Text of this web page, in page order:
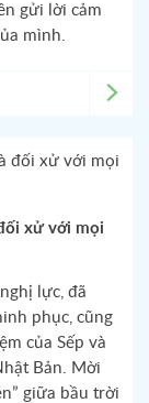
gửi lời cảm
mình.
xử với mọi
lực, đã
phục, cũng
của Sếp và
Bản. Mời
giữa bầu trời